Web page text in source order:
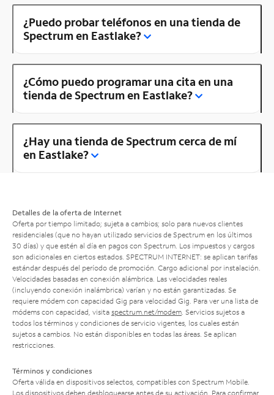
¿Puedo probar teléfonos en una tienda de
Spectrum en Eastlake?
¿Cómo puedo programar una cita en una
tienda de Spectrum en Eastlake?
¿Hay una tienda de Spectrum cerca de mí
en Eastlake?
Detalles de la oferta de Internet
Oferta por tiempo limitado; sujeta a cambios; solo para nuevos clientes
residenciales (que no hayan utilizado servicios de Spectrum en los últimos
30 días) y que estén al día en pagos con Spectrum. Los impuestos y cargos
son adicionales en ciertos estados. SPECTRUM INTERNET: se aplican tarifas
estándar después del período de promoción. Cargo adicional por instalación.
Velocidades basadas en conexión alámbrica. Las velocidades reales
(incluyendo conexión inalámbrica) varían y no están garantizadas. Se
requiere módem con capacidad Gig para velocidad Gig. Para ver una lista de
módems con capacidad, visita spectrum.net/modem . Servicios sujetos a
todos los términos y condiciones de servicio vigentes, los cuales están
sujetos a cambios. No están disponibles en todas las áreas. Se aplican
restricciones.
Términos y condiciones
Oferta válida en dispositivos selectos, compatibles con Spectrum Mobile.
Los dispositivos deben desbloquearse antes de su activación. Para confirmar